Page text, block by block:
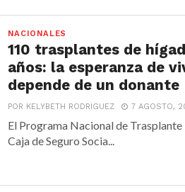
NACIONALES
110 trasplantes de
años: la esperanza de
depende de un donante
POR KELYBETH RODRIGUEZ 7 AGOSTO,
El Programa Nacional de
Caja de Seguro Socia...